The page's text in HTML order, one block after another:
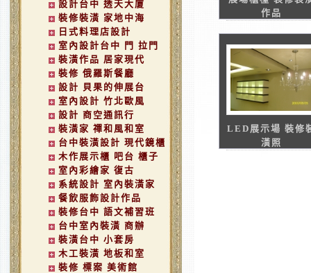
設計台中 透天大廈
裝修裝潢 家地中海
日式料理店設計
室內設計台中 門 拉門
裝潢作品 居家現代
裝修 俄羅斯餐廳
設計 貝果的伸展台
室內設計 竹北歐風
設計 商空通訊行
裝潢家 禪和風和室
台中裝潢設計 現代鏡櫃
木作展示櫃 吧台 櫃子
室內彩繪家 復古
系統設計 室內裝潢家
餐飲服飾設計作品
裝修台中 語文補習班
台中室內裝潢 商辦
裝潢台中 小套房
木工裝潢 地板和室
裝修 標案 美術館
作品
LED展示場 裝修
潢照